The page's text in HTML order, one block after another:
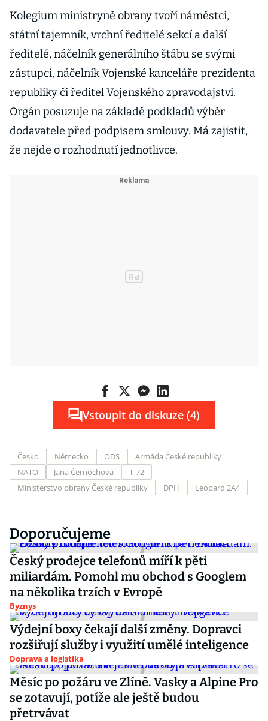
Kolegium ministryně obrany tvoří náměstci,
státní tajemník, vrchní ředitelé sekcí a další
ředitelé, náčelník generálního štábu se svými
zástupci, náčelník Vojenské kanceláře prezidenta
republiky či ředitel Vojenského zpravodajství.
Orgán posuzuje na základě podkladů výběr
dodavatele před podpisem smlouvy. Má zajistit,
že nejde o rozhodnutí jednotlivce.
Vstoupit do diskuze (4)
Česko Německo ODS
Armáda České republiky
NATO
Jana Černochová
T-72
Ministerstvo obrany České republiky
DPH Leopard 2A4
Doporučujeme
Český prodejce telefonů míří k pěti
miliardám. Pomohl mu obchod s Googlem
na několika trzích v Evropě
Byznys
Výdejní boxy čekají další změny. Dopravci
rozšiřují služby i využití umělé inteligence
Doprava a logistika
Měsíc po požáru ve Zlíně. Vasky a Alpine Pro
se zotavují, potíže ale ještě budou
přetrvávat